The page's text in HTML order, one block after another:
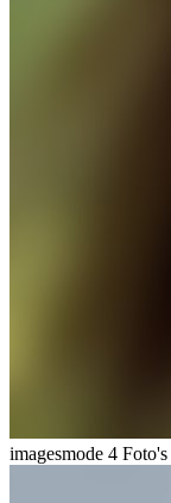
imagesmode 4 Foto's